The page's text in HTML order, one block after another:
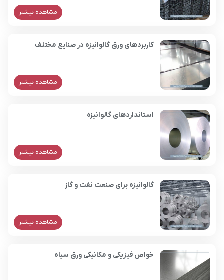
مشاهده بیشتر
کاربردهای ورق گالوانیزه در صنایع مختلف
مشاهده بیشتر
استانداردهای گالوانیزه
مشاهده بیشتر
گالوانیزه برای صنعت نفت و گاز
مشاهده بیشتر
خواص فیزیکی و مکانیکی ورق سیاه